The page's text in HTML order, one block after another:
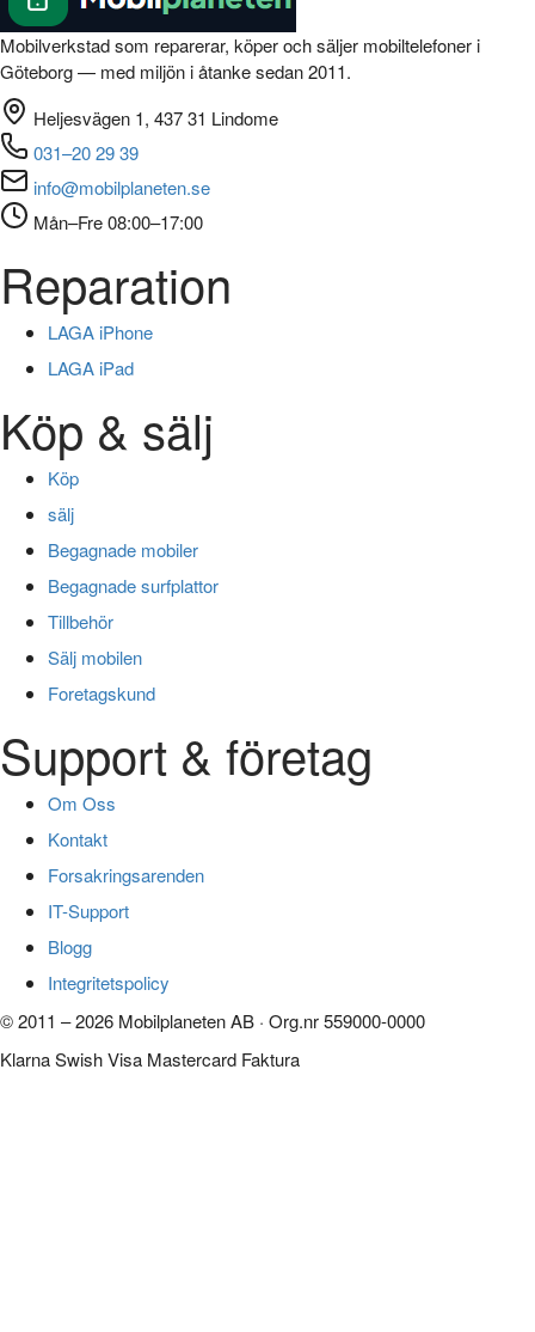
Mobilverkstad som reparerar, köper och säljer mobiltelefoner i
Göteborg — med miljön i åtanke sedan 2011.
Heljesvägen 1, 437 31 Lindome
031–20 29 39
info@mobilplaneten.se
Mån–Fre 08:00–17:00
Reparation
LAGA iPhone
LAGA iPad
Köp & sälj
Köp
sälj
Begagnade mobiler
Begagnade surfplattor
Tillbehör
Sälj mobilen
Foretagskund
Support & företag
Om Oss
Kontakt
Forsakringsarenden
IT-Support
Blogg
Integritetspolicy
© 2011 – 2026 Mobilplaneten AB · Org.nr 559000-0000
KlarnaSwishVisa Mastercard Faktura